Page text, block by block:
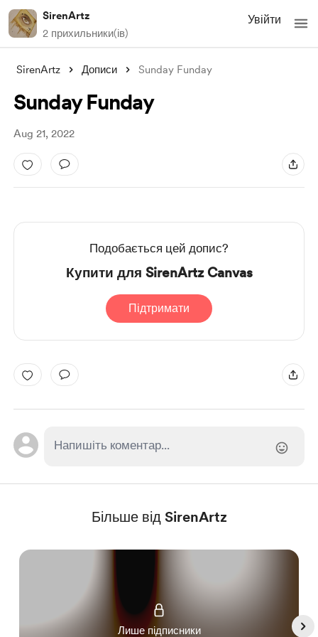
SirenArtz
2 прихильники(ів)
Увійти
SirenArtz Дописи Sunday Funday
Sunday Funday
Aug 21, 2022
Подобається цей допис?
Купити для SirenArtz Canvas
Підтримати
Більше від SirenArtz
Лише підписники